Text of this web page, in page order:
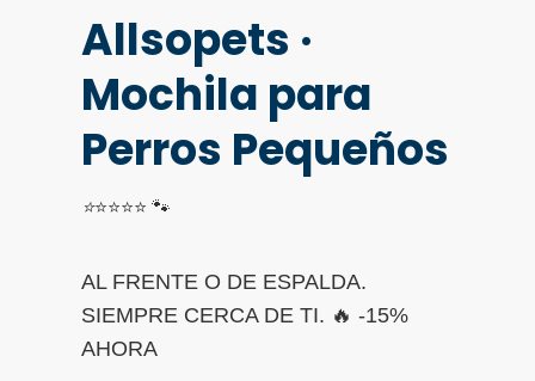
Allsopets ·
Mochila para
Perros Pequeños
⭐⭐⭐⭐⭐ 🐾
AL FRENTE O DE ESPALDA.
SIEMPRE CERCA DE TI. 🔥 -15%
AHORA